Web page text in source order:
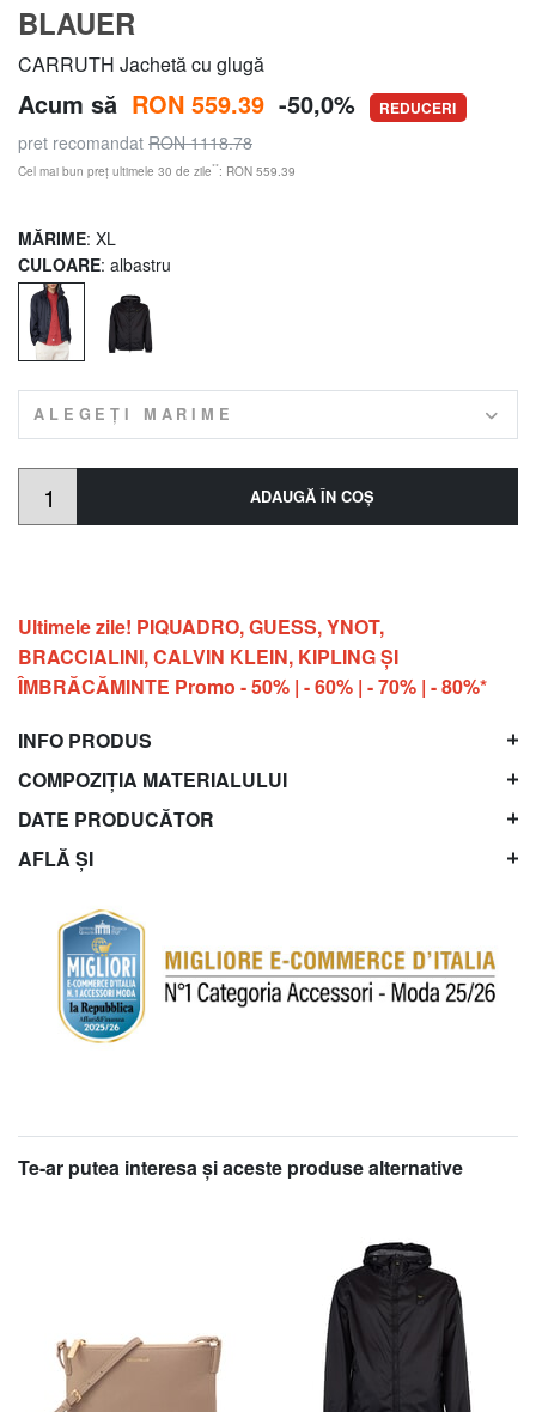
BLAUER
CARRUTH Jachetă cu glugă
Acum să RON 559.39 -50,0% REDUCERI
pret recomandat RON 1118.78
Cel mai bun preț ultimele 30 de zile**: RON 559.39
MĂRIME: XL
CULOARE: albastru
ALEGEȚI MARIME
ADAUGĂ ÎN COŞ
Ultimele zile! PIQUADRO, GUESS, YNOT,
BRACCIALINI, CALVIN KLEIN, KIPLING ŞI
ÎMBRĂCĂMINTE Promo - 50% | - 60% | - 70% | - 80%*
INFO PRODUS
COMPOZIȚIA MATERIALULUI
DATE PRODUCĂTOR
AFLĂ ȘI
Te-ar putea interesa şi aceste produse alternative